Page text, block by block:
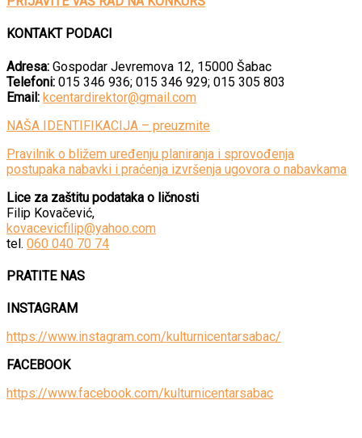
KONTAKT PODACI
Adresa: Gospodar Jevremova 12, 15000 Šabac
Telefoni: 015 346 936; 015 346 929; 015 305 803
Email: kcentardirektor@gmail.com
NAŠA IDENTIFIKACIJA – preuzmite
Pravilnik o bližem uređenju planiranja i sprovođenja
postupaka nabavki i praćenja izvršenja ugovora o nabavkama
Lice za zaštitu podataka o ličnosti
Filip Kovačević,
kovacevicfilip@yahoo.com
tel. 060 040 70 74
PRATITE NAS
INSTAGRAM
https://www.instagram.com/kulturnicentarsabac/
FACEBOOK
https://www.facebook.com/kulturnicentarsabac